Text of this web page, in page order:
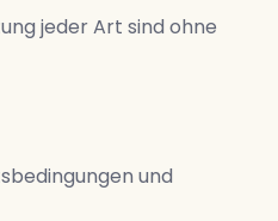
jeder Art sind ohne
und